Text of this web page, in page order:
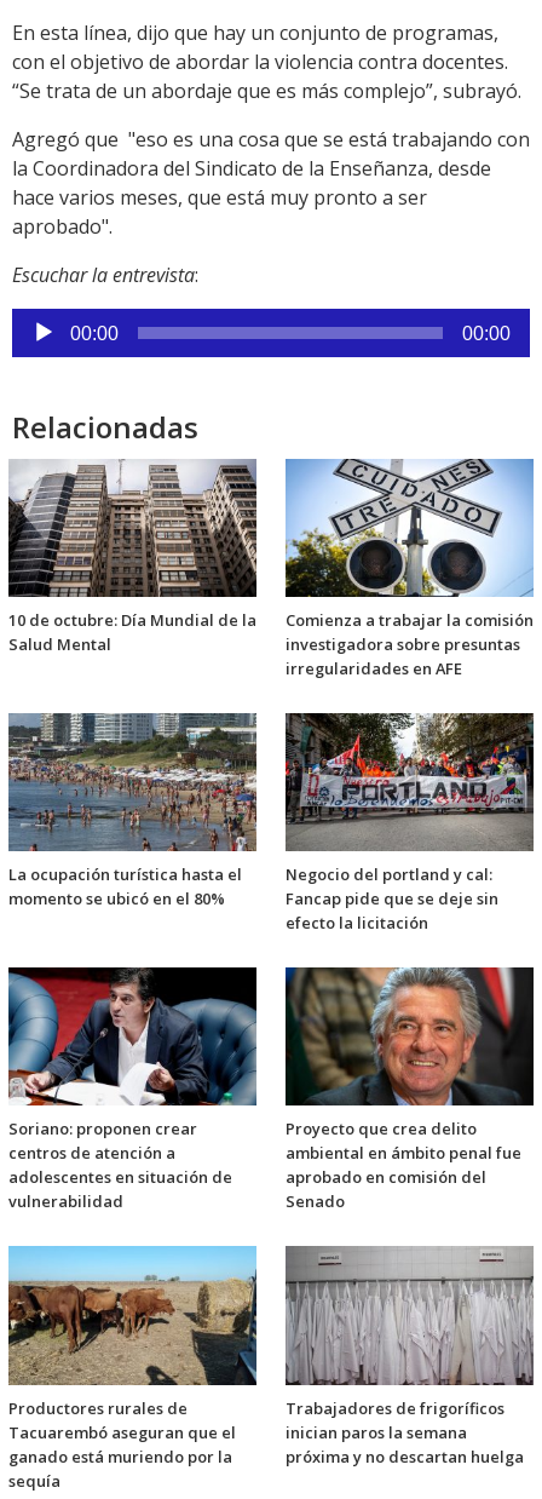
En esta línea, dijo que hay un conjunto de programas,
con el objetivo de abordar la violencia contra docentes.
“Se trata de un abordaje que es más complejo”, subrayó.
Agregó que "eso es una cosa que se está trabajando con
la Coordinadora del Sindicato de la Enseñanza, desde
hace varios meses, que está muy pronto a ser
aprobado".
Escuchar la entrevista:
Reproductor
de
00:00 00:00
Relacionadas
10 de octubre: Día Mundial de la
Salud Mental
Comienza a trabajar la comisión
investigadora sobre presuntas
irregularidades en AFE
La ocupación turística hasta el
momento se ubicó en el 80%
Negocio del portland y cal:
Fancap pide que se deje sin
efecto la licitación
Soriano: proponen crear
centros de atención a
adolescentes en situación de
vulnerabilidad
Proyecto que crea delito
ambiental en ámbito penal fue
aprobado en comisión del
Senado
Productores rurales de
Tacuarembó aseguran que el
ganado está muriendo por la
sequía
Trabajadores de frigoríficos
inician paros la semana
próxima y no descartan huelga